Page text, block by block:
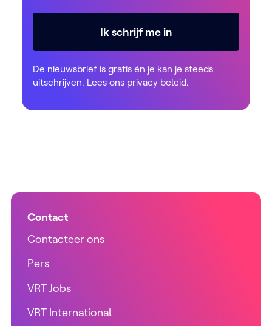
Ik schrijf me in
De nieuwsbrief is gratis én je kan je steeds
uitschrijven. Lees ons privacy beleid.
Contact
Contacteer ons
Pers
VRT Jobs
VRT International